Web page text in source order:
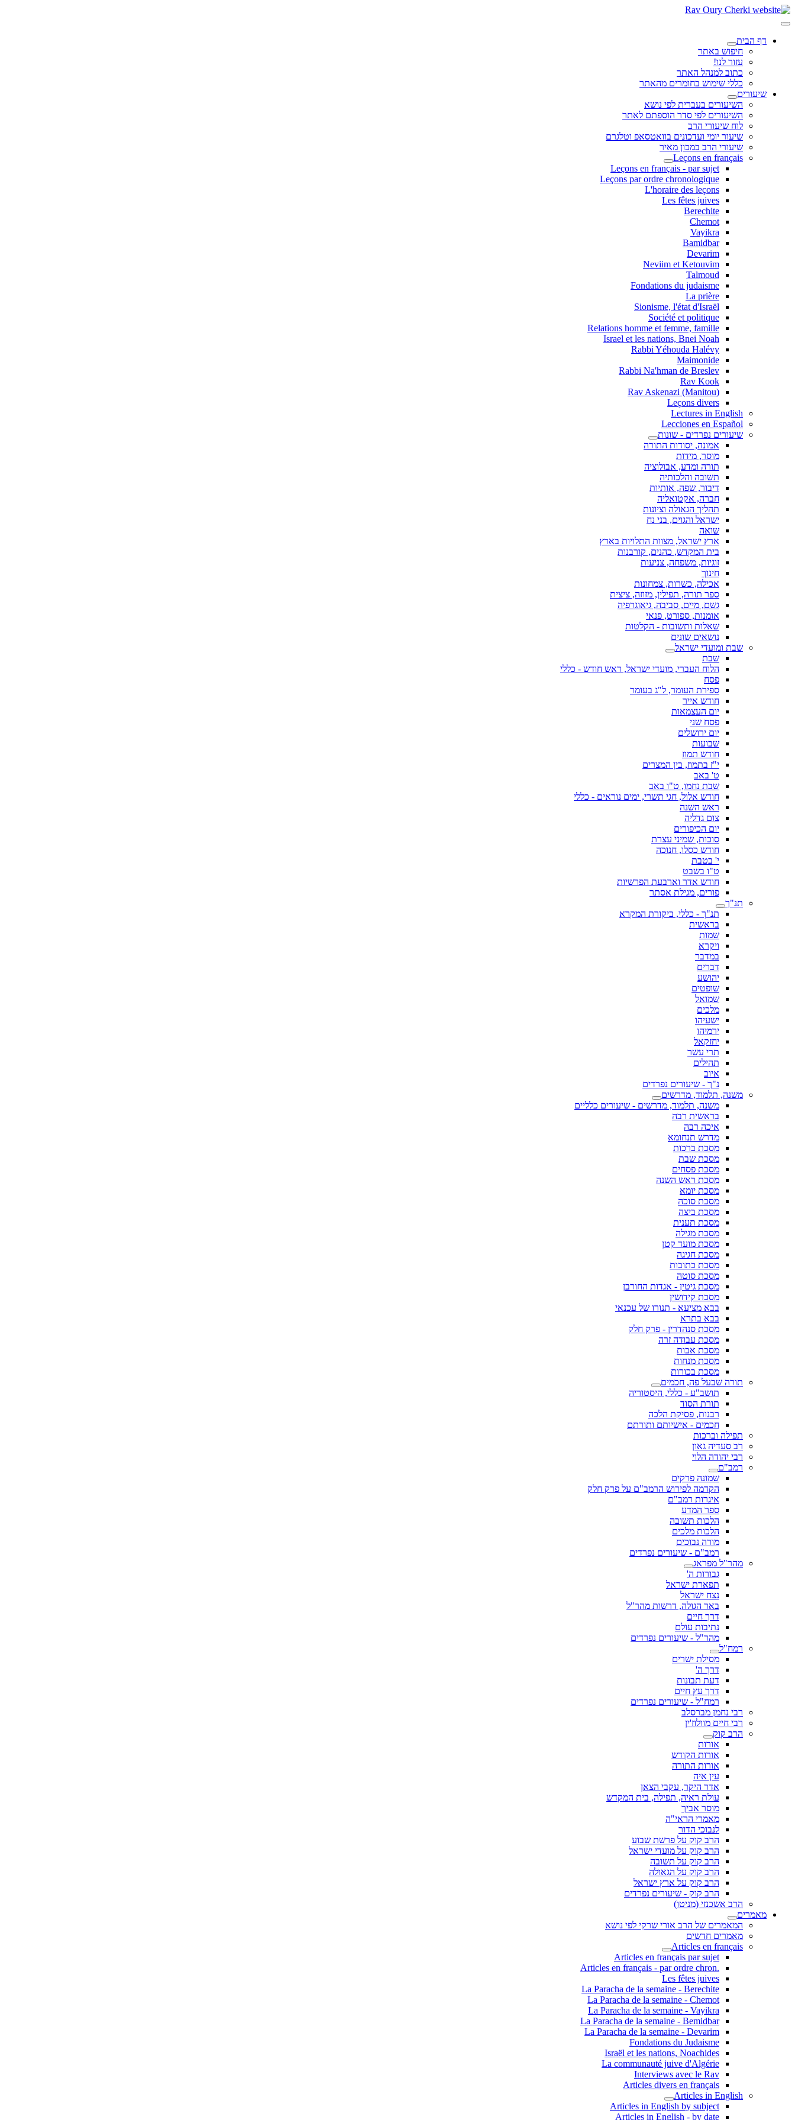
דף הבית
חיפוש באתר
עזור לנו!
כתוב למנהל האתר
כללי שימוש בחומרים מהאתר
שיעורים
השיעורים בעברית לפי נושא
השיעורים לפי סדר הוספתם לאתר
לוח שיעורי הרב
שיעור יומי ועדכונים בוואטסאפ וטלגרם
שיעורי הרב במכון מאיר
Leçons en français
Leçons en français - par sujet
Leçons par ordre chronologique
L'horaire des leçons
Les fêtes juives
Berechite
Chemot
Vayikra
Bamidbar
Devarim
Neviim et Ketouvim
Talmoud
Fondations du judaisme
La prière
Sionisme, l'état d'Israël
Société et politique
Relations homme et femme, famille
Israel et les nations, Bnei Noah
Rabbi Yéhouda Halévy
Maimonide
Rabbi Na'hman de Breslev
Rav Kook
(Rav Askenazi (Manitou
Leçons divers
Lectures in English
Lecciones en Español
שיעורים נפרדים - שונות
אמונה, יסודות התורה
מוסר, מידות
תורה ומדע, אבולוציה
תשובה והלכותיה
דיבור, שפה, אותיות
חברה, אקטואליה
תהליך הגאולה וציונות
ישראל והגוים, בני נח
שואה
ארץ ישראל, מצוות התלויות בארץ
בית המקדש, כהנים, קורבנות
זוגיות, משפחה, צניעות
חינוך
אכילה, כשרות, צמחונות
ספר תורה, תפילין, מזוזה, ציצית
גשם, מיים, סביבה, גיאוגרפיה
אומנות, ספורט, פנאי
שאלות ותשובות - הקלטות
נושאים שונים
שבת ומועדי ישראל
שבת
הלוח העברי, מועדי ישראל, ראש חודש - כללי
פסח
ספירת העומר, ל"ג בעומר
חודש אייר
יום העצמאות
פסח שני
יום ירושלים
שבועות
חודש תמוז
י"ז בתמוז, בין המצרים
ט' באב
שבת נחמו, ט"ו באב
חודש אלול, חגי תשרי, ימים נוראים - כללי
ראש השנה
צום גדליה
יום הכיפורים
סוכות, שמיני עצרת
חודש כסלו, חנוכה
י' בטבת
ט"ו בשבט
חודש אדר וארבעת הפרשיות
פורים, מגילת אסתר
תנ"ך
תנ"ך - כללי, ביקורת המקרא
בראשית
שמות
ויקרא
במדבר
דברים
יהושע
שופטים
שמואל
מלכים
ישעיהו
ירמיהו
יחזקאל
תרי עשר
תהילים
איוב
נ"ך - שיעורים נפרדים
משנה, תלמוד, מדרשים
משנה, תלמוד, מדרשים - שיעורים כלליים
בראשית רבה
איכה רבה
מדרש תנחומא
מסכת ברכות
מסכת שבת
מסכת פסחים
מסכת ראש השנה
מסכת יומא
מסכת סוכה
מסכת ביצה
מסכת תענית
מסכת מגילה
מסכת מועד קטן
מסכת חגיגה
מסכת כתובות
מסכת סוטה
מסכת גיטין - אגדות החורבן
מסכת קידושין
בבא מציעא - תנורו של עכנאי
בבא בתרא
מסכת סנהדרין - פרק חלק
מסכת עבודה זרה
מסכת אבות
מסכת מנחות
מסכת בכורות
תורה שבעל פה, חכמים
תושב"ע - כללי, היסטוריה
תורת הסוד
רבנות, פסיקת הלכה
חכמים - אישיותם ותורתם
תפילה וברכות
רב סעדיה גאון
רבי יהודה הלוי
רמב"ם
שמונה פרקים
הקדמה לפירוש הרמב"ם על פרק חלק
איגרות רמב"ם
ספר המדע
הלכות תשובה
הלכות מלכים
מורה נבוכים
רמב"ם - שיעורים נפרדים
מהר"ל מפראג
גבורות ה'
תפארת ישראל
נצח ישראל
באר הגולה, דרשות מהר"ל
דרך חיים
נתיבות עולם
מהר"ל - שיעורים נפרדים
רמח"ל
מסילת ישרים
דרך ה'
דעת תבונות
דרך עץ חיים
רמח"ל - שיעורים נפרדים
רבי נחמן מברסלב
רבי חיים מוולוז'ין
הרב קוק
אורות
אורות הקודש
אורות התורה
עין איה
אדר היקר, עקבי הצאן
עולת ראיה, תפילה, בית המקדש
מוסר אביך
מאמרי הראי"ה
לנבוכי הדור
הרב קוק על פרשת שבוע
הרב קוק על מועדי ישראל
הרב קוק על תשובה
הרב קוק על הגאולה
הרב קוק על ארץ ישראל
הרב קוק - שיעורים נפרדים
הרב אשכנזי (מניטו)
מאמרים
המאמרים של הרב אורי שרקי לפי נושא
מאמרים חדשים
Articles en français
Articles en français par sujet
.Articles en français - par ordre chron
Les fêtes juives
La Paracha de la semaine - Berechite
La Paracha de la semaine - Chemot
La Paracha de la semaine - Vayikra
La Paracha de la semaine - Bemidbar
La Paracha de la semaine - Devarim
Fondations du Judaisme
Israël et les nations, Noachides
La communauté juive d'Algérie
Interviews avec le Rav
Articles divers en français
Articles in English
Articles in English by subject
Articles in English - by date